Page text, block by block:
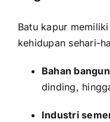
Batu kapur
kehidupan sehari-
Bahan
dinding,
Industri